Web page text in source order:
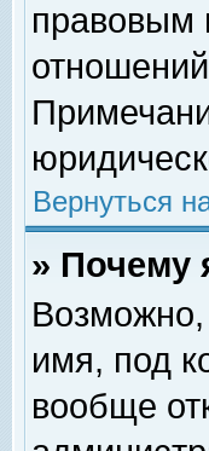
правовым
Вернуться
» Почему
Возможно,
имя, под
вообще